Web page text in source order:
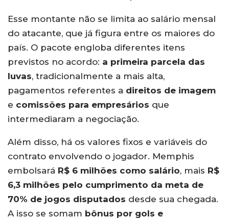
Esse montante não se limita ao salário mensal
do atacante, que já figura entre os maiores do
país. O pacote engloba diferentes itens
previstos no acordo: a primeira parcela das
luvas, tradicionalmente a mais alta,
pagamentos referentes a direitos de imagem
e comissões para empresários que
intermediaram a negociação.
Além disso, há os valores fixos e variáveis do
contrato envolvendo o jogador. Memphis
embolsará R$ 6 milhões como salário, mais R$
6,3 milhões pelo cumprimento da meta de
70% de jogos disputados desde sua chegada.
A isso se somam bônus por gols e